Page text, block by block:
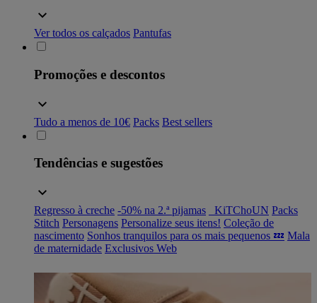
Ver todos os calçados Pantufas
Promoções e descontos
Tudo a menos de 10€ Packs Best sellers
Tendências e sugestões
Regresso à creche -50% na 2.ª pijamas _KiTChoUN Packs
Stitch Personagens Personalize seus itens! Coleção de
nascimento Sonhos tranquilos para os mais pequenos 💤 Mala
de maternidade Exclusivos Web